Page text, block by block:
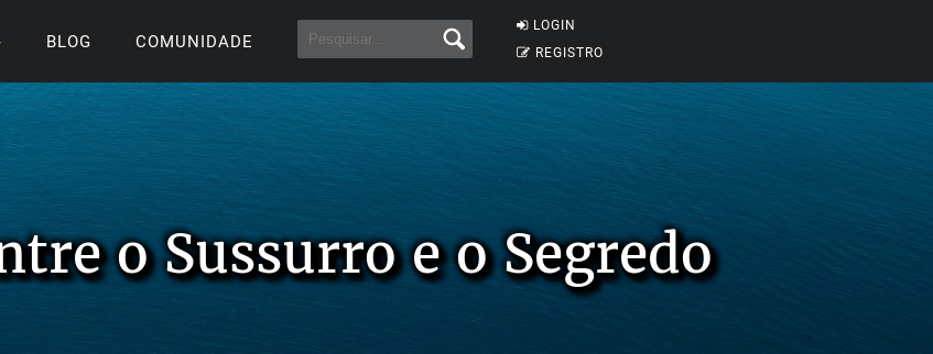
LOGIN
REGISTRO
BLOG COMUNIDADE
o Sussurro e o Segredo